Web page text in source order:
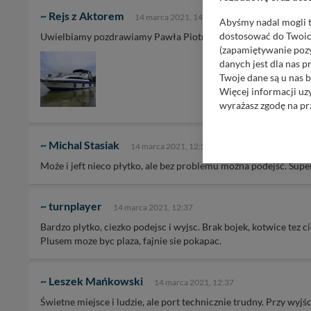
~ Rejs z Aktorem 14 marca 2021, 14:43
Uwielbiamy pozdrawiamy Pawła Piotra i resztę wspaniałej
~ Michal Stasiak 14 marca 2021, 12:58
Może i jeft nieco płytko, ale bez problemu można podejść.
~ turnplayer 14 marca 2021, 12:37
Bardzo plytko, ciezko podejsc i wyjsc. Brak bojek, kotwice tez
Plusem moze byc plaza, fajnie sie pokapac.
~ Leszek Mańkowski 14 marca 2021, 12:37
Świetne miejsce i ludzie, ale port technicznie trudny. Przy
Abyśmy nadal mogli
dostosować do
(zapamiętywanie
danych jest dla nas
Twoje dane są u nas
Więcej informacji
wyrażasz zgodę na
Wyjątkiem jest
zasadach i
Administratorem
11-500 Giżycko.
W każdej chwili
przetwarzania.
przypadkach nie
Dziękujemy, i